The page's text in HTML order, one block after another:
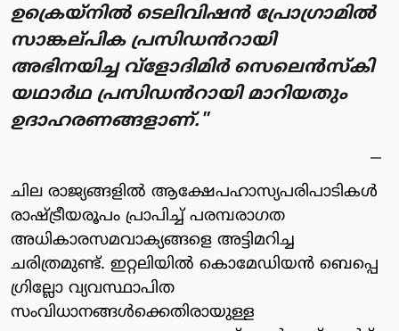
ഉക്രെയ്നിൽ ടെലിവിഷൻ പ്രോഗ്രാമിൽ
സാങ്കല്‌പിക പ്രസിഡൻറായി
അഭിനയിച്ച വ്ളോദിമിർ സെലെൻസ്കി
യഥാർഥ പ്രസിഡൻറായി മാറിയതും
ഉദാഹരണങ്ങളാണ്."
ചില രാജ്യങ്ങളിൽ ആക്ഷേപഹാസ്യപരിപാടികൾ
രാഷ്ട്രീയരൂപം പ്രാപിച്ച് പരമ്പരാഗത
അധികാരസമവാക്യങ്ങളെ അട്ടിമറിച്ച
ചരിത്രമുണ്ട്. ഇറ്റലിയിൽ കൊമേഡിയൻ ബെപ്പെ
ഗ്രില്ലോ വ്യവസ്ഥാപിത
സംവിധാനങ്ങൾക്കെതിരായുള്ള